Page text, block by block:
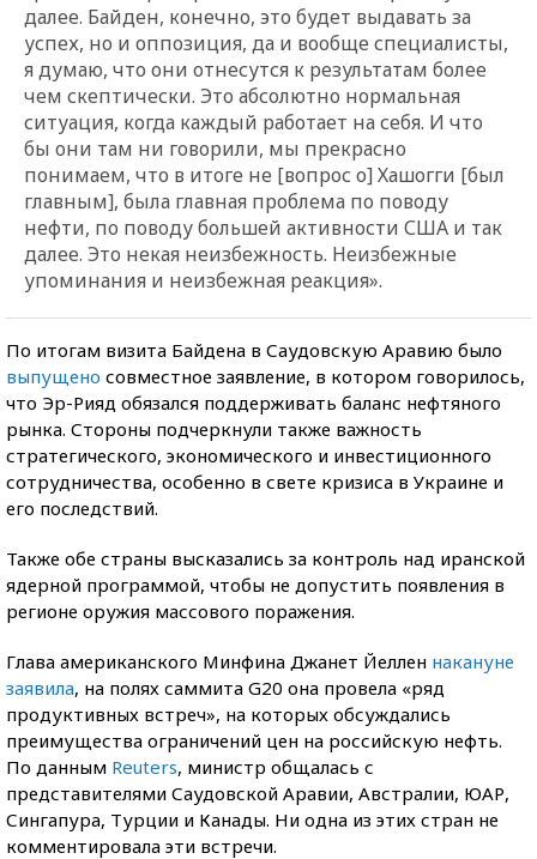
далее. Байден, конечно, это будет выдавать за
успех, но и оппозиция, да и вообще специалисты,
я думаю, что они отнесутся к результатам более
чем скептически. Это абсолютно нормальная
ситуация, когда каждый работает на себя. И что
бы они там ни говорили, мы прекрасно
понимаем, что в итоге не [вопрос о] Хашогги [был
главным], была главная проблема по поводу
нефти, по поводу большей активности США и так
далее. Это некая неизбежность. Неизбежные
упоминания и неизбежная реакция».
По итогам визита Байдена в Саудовскую Аравию было
выпущено совместное заявление, в котором говорилось,
что Эр-Рияд обязался поддерживать баланс нефтяного
рынка. Стороны подчеркнули также важность
стратегического, экономического и инвестиционного
сотрудничества, особенно в свете кризиса в Украине и
его последствий.
Также обе страны высказались за контроль над иранской
ядерной программой, чтобы не допустить появления в
регионе оружия массового поражения.
Глава американского Минфина Джанет Йеллен накануне
заявила, на полях саммита G20 она провела «ряд
продуктивных встреч», на которых обсуждались
преимущества ограничений цен на российскую нефть.
По данным Reuters, министр общалась с
представителями Саудовской Аравии, Австралии, ЮАР,
Сингапура, Турции и Канады. Ни одна из этих стран не
комментировала эти встречи.